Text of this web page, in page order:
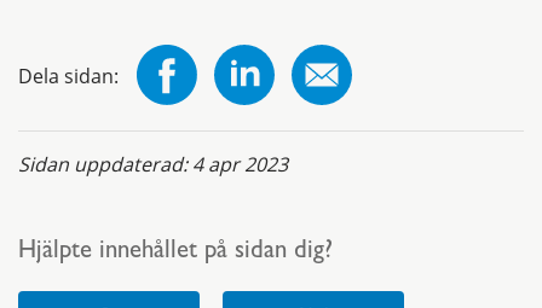
Dela sidan:
Sidan uppdaterad:4 apr 2023
Hjälpte innehållet på sidan dig?